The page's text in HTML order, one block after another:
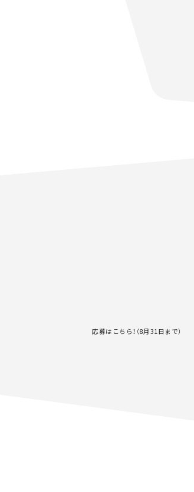
応募はこちら！（8月31日まで）